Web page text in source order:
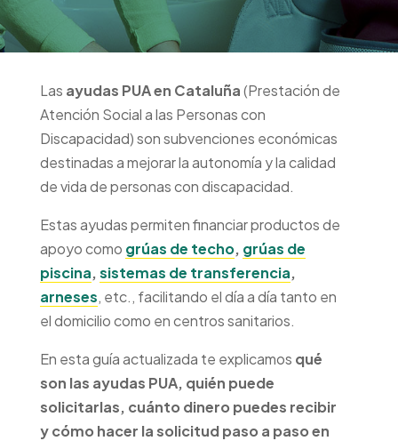
Avanzamos contigo hacia
una vida másaccesible.
Las ayudas PUA en Cataluña(Prestación de
Atención Social a las Personas con
Discapacidad) son subvenciones económicas
destinadas a mejorar la autonomía y la calidad
de vida de personas con discapacidad.
Estas ayudas permiten financiar productos de
apoyo como grúas de techo, grúas de
piscina,sistemas de transferencia,
arneses, etc., facilitando el día a día tanto en
el domicilio como en centros sanitarios.
En esta guía actualizada te explicamos qué
son las ayudas PUA, quién puede
solicitarlas, cuánto dinero puedes recibir
y cómo hacer la solicitud paso a paso en